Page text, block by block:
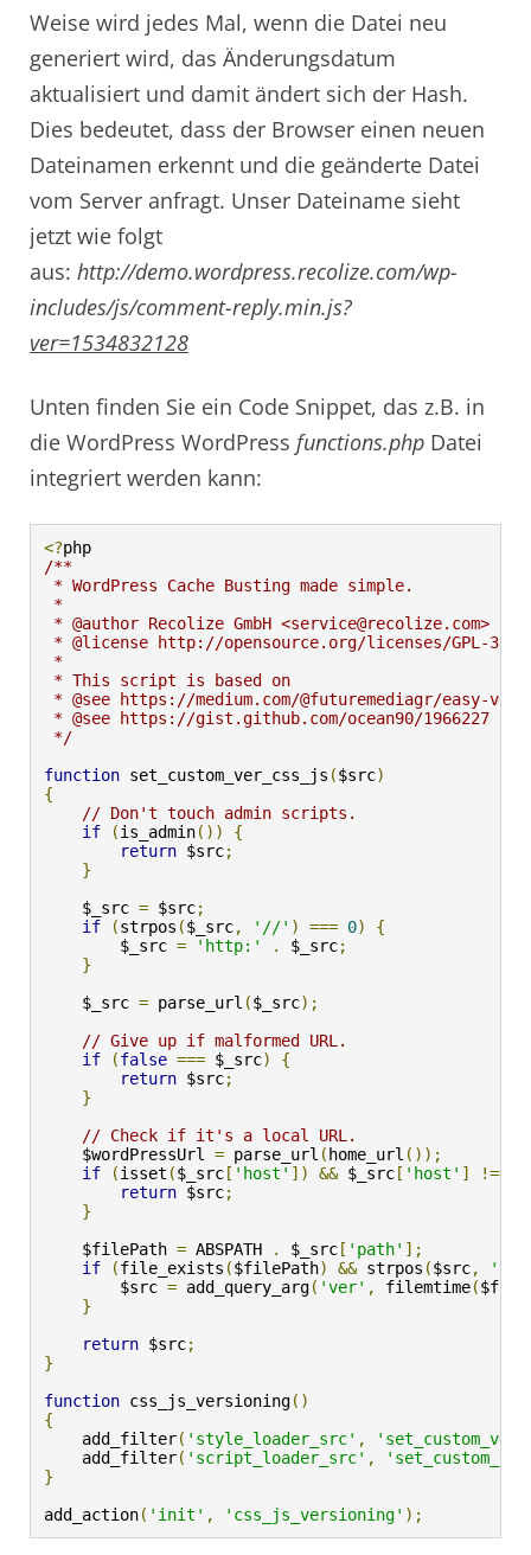
Weise wird jedes Mal, wenn die Datei neu
generiert wird, das Änderungsdatum
aktualisiert und damit ändert sich der Hash.
Dies bedeutet, dass der Browser einen neuen
Dateinamen erkennt und die geänderte Datei
vom Server anfragt. Unser Dateiname sieht
jetzt wie folgt
aus: http://demo.wordpress.recolize.com/wp-
includes/js/comment-reply.min.js?
ver=1534832128
Unten finden Sie ein Code Snippet, das z.B. in
die WordPress WordPress functions.php Datei
integriert werden kann:
<?
/**
* WordPress Cache Busting made simple.
*
* @author Recolize GmbH <service@recolize.com>
* @license http://opensource.org/licenses/GPL-3.0
*
* This script is based on
* @see https://medium.com/@futuremediagr/easy-
* @see https://gist.github.com/ocean90/1966227
*/
function set_custom_ver_css_js ($src)
{
// Don't touch admin scripts.
if
(is_admin())
{
return $src;
}
    $_src
= $src;
if
(strpos ($_src, '//' ) === 0)
{
        $_src
= 'http:' . $_src;
}
    $_src
= parse_url ($_src);
// Give up if malformed URL.
if
(false === $_src)
{
return $src;
}
// Check if it's a local URL.
    $wordPressUrl
= parse_url ( home_url ());
if
(isset ($_src [ 'host' ]) && $_src [ 'host' ] !==
return $src;
}
    $filePath
= ABSPATH . $_src [ 'path' ];
if
(file_exists ($filePath) && strpos ($src,
        $src
= add_query_arg( 'ver' , filemtime(
}
return $src;
}
function css_js_versioning()
{
    add_filter
( 'style_loader_src' ,
    add_filter
( 'script_loader_src' ,
}
add_action( 'init' , 'css_js_versioning' );